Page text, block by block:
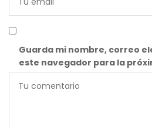
Guarda mi nombre, correo
este navegador para la